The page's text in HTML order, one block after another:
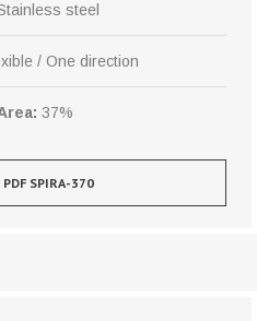
steel
/ One direction
37%
PDF SPIRA-370